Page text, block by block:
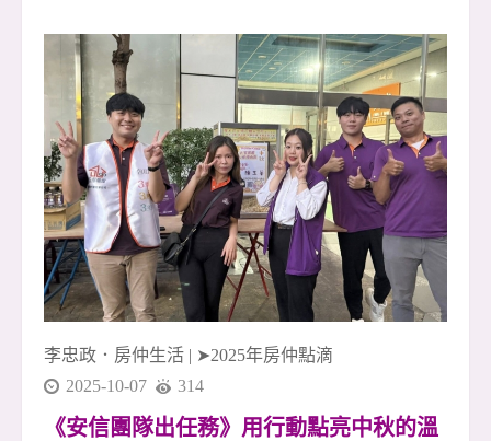
｜十月最強戰力亮相！ 1 簽 👉 李店🎉、友店🎉 2
簽 👉 淑惠🎉、晶伊🎉、素真姐🎉 3 簽 👉 玉華🎉
4 簽 👉 廖君經理🎉、致傑 &amp; 運紅🎉 5 簽 👉
采蓁經理🎉、采臣經理🎉 6 簽（聯賣）👉 小偉🎉
（金城店）、桃子經理🎉 7 簽 👉 友店🎉、尼克
經理🎉 👏👏👏 向每位努力拚搏的夥伴致上最高敬
意！ 你們是安信團隊的光，也是所有成交背後真
正的力量！ 🚀 安信團隊・冠軍火力持續延燒 我
們深信： 團隊合作，就能創造奇蹟✨ 每一次成交
李忠政．房仲生活 | ➤2025年房仲點滴
2025-10-07
314
《安信團隊出任務》用行動點亮中秋的溫